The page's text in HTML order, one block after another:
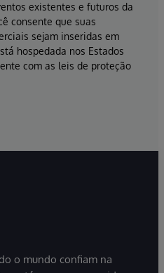
existentes e futuros da
consente que suas
sejam inseridas em
hospedada nos Estados
com as leis de proteção
o mundo confiam na